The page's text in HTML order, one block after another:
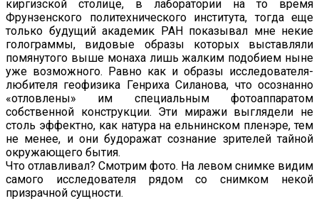
киргизской столице, в лаборатории на то время
Фрунзенского политехнического института, тогда еще
только будущий академик РАН показывал мне некие
голограммы, видовые образы которых выставляли
помянутого выше монаха лишь жалким подобием ныне
уже возможного. Равно как и образы исследователя-
любителя геофизика Генриха Силанова, что осознанно
«отловлены» им специальным фотоаппаратом
собственной конструкции. Эти миражи выглядели не
столь эффектно, как натура на ельнинском пленэре, тем
не менее, и они будоражат сознание зрителей тайной
окружающего бытия.
Что отлавливал? Смотрим фото. На левом снимке видим
самого исследователя рядом со снимком некой
призрачной сущности.